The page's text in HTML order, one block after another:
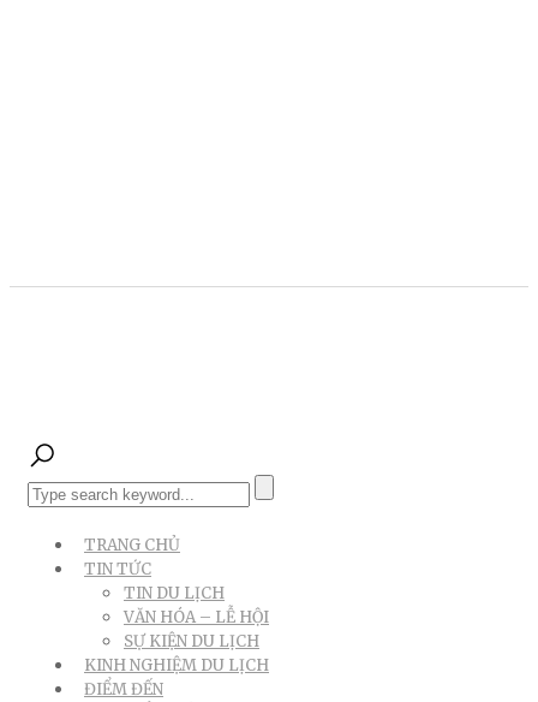
TRANG CHỦ
TIN TỨC
TIN DU LỊCH
VĂN HÓA – LỄ HỘI
SỰ KIỆN DU LỊCH
KINH NGHIỆM DU LỊCH
ĐIỂM ĐẾN